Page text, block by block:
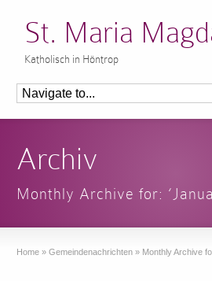
St. Maria
Katholisch in Höntrop
Archiv
Monthly Archive for:
Home » Gemeindenachrichten » Monthly Archive